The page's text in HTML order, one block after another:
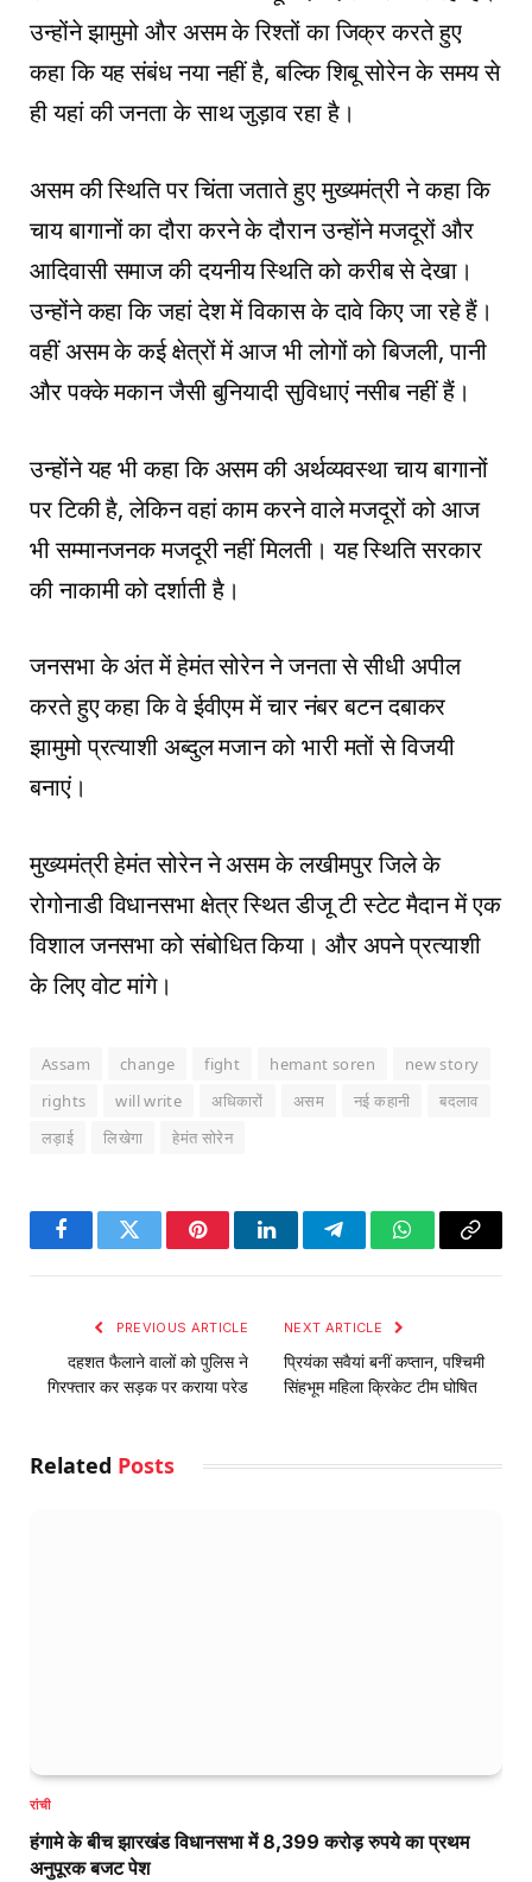
उन्होंने झामुमो और असम के रिश्तों का जिक्र करते हुए
कहा कि यह संबंध नया नहीं है, बल्कि शिबू सोरेन के समय से
ही यहां की जनता के साथ जुड़ाव रहा है।
असम की स्थिति पर चिंता जताते हुए मुख्यमंत्री ने कहा कि
चाय बागानों का दौरा करने के दौरान उन्होंने मजदूरों और
आदिवासी समाज की दयनीय स्थिति को करीब से देखा।
उन्होंने कहा कि जहां देश में विकास के दावे किए जा रहे हैं।
वहीं असम के कई क्षेत्रों में आज भी लोगों को बिजली, पानी
और पक्के मकान जैसी बुनियादी सुविधाएं नसीब नहीं हैं।
उन्होंने यह भी कहा कि असम की अर्थव्यवस्था चाय बागानों
पर टिकी है, लेकिन वहां काम करने वाले मजदूरों को आज
भी सम्मानजनक मजदूरी नहीं मिलती। यह स्थिति सरकार
की नाकामी को दर्शाती है।
जनसभा के अंत में हेमंत सोरेन ने जनता से सीधी अपील
करते हुए कहा कि वे ईवीएम में चार नंबर बटन दबाकर
झामुमो प्रत्याशी अब्दुल मजान को भारी मतों से विजयी
बनाएं।
मुख्यमंत्री हेमंत सोरेन ने असम के लखीमपुर जिले के
रोगोनाडी विधानसभा क्षेत्र स्थित डीजू टी स्टेट मैदान में एक
विशाल जनसभा को संबोधित किया। और अपने प्रत्याशी
के लिए वोट मांगे।
Assam change fight hemant soren
new story
rights
will write अधिकारों असम नई कहानी
बदलाव
लड़ाई
लिखेगा हेमंत सोरेन
FacebookTwitter PinterestLinkedInTelegramWhatsApp
Copy
PREVIOUS ARTICLE
दहशत फैलाने वालों को पुलिस ने
गिरफ्तार कर सड़क पर कराया परेड
NEXT ARTICLE
प्रियंका सवैयां बनीं कप्तान, पश्चिमी
सिंहभूम महिला क्रिकेट टीम घोषित
Related Posts
रांची
हंगामे के बीच झारखंड विधानसभा में 8,399 करोड़ रुपये का प्रथम
अनुपूरक बजट पेश